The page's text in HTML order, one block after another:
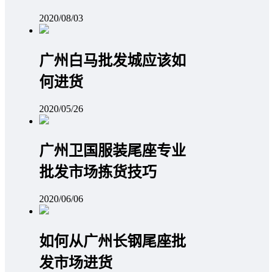
2020/08/03
广州白马批发城应该如
何进货
2020/05/26
广州卫国服装尾座专业
批发市场拣货技巧
2020/06/06
如何从广州长钢尾座批
发市场进货